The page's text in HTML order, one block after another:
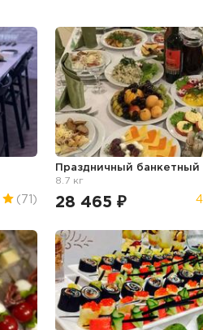
(71)
Праздничный банкетный
8.7 кг
28 465 ₽